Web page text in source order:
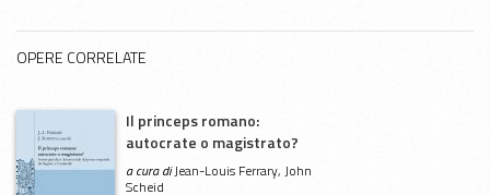
OPERE CORRELATE
Il princeps romano:
autocrate o magistrato?
a cura diJean-Louis Ferrary, John
Scheid